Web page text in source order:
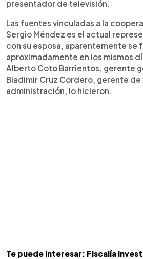
presentador de televisión.
Las fuentes vinculadas a la
Sergio Méndez es el actual
con su esposa, aparentemente se
aproximadamente en los mismos
Alberto Coto Barrientos, gerente
Bladimir Cruz Cordero, gerente de
administración, lo hicieron.
Te puede interesar: Fiscalía